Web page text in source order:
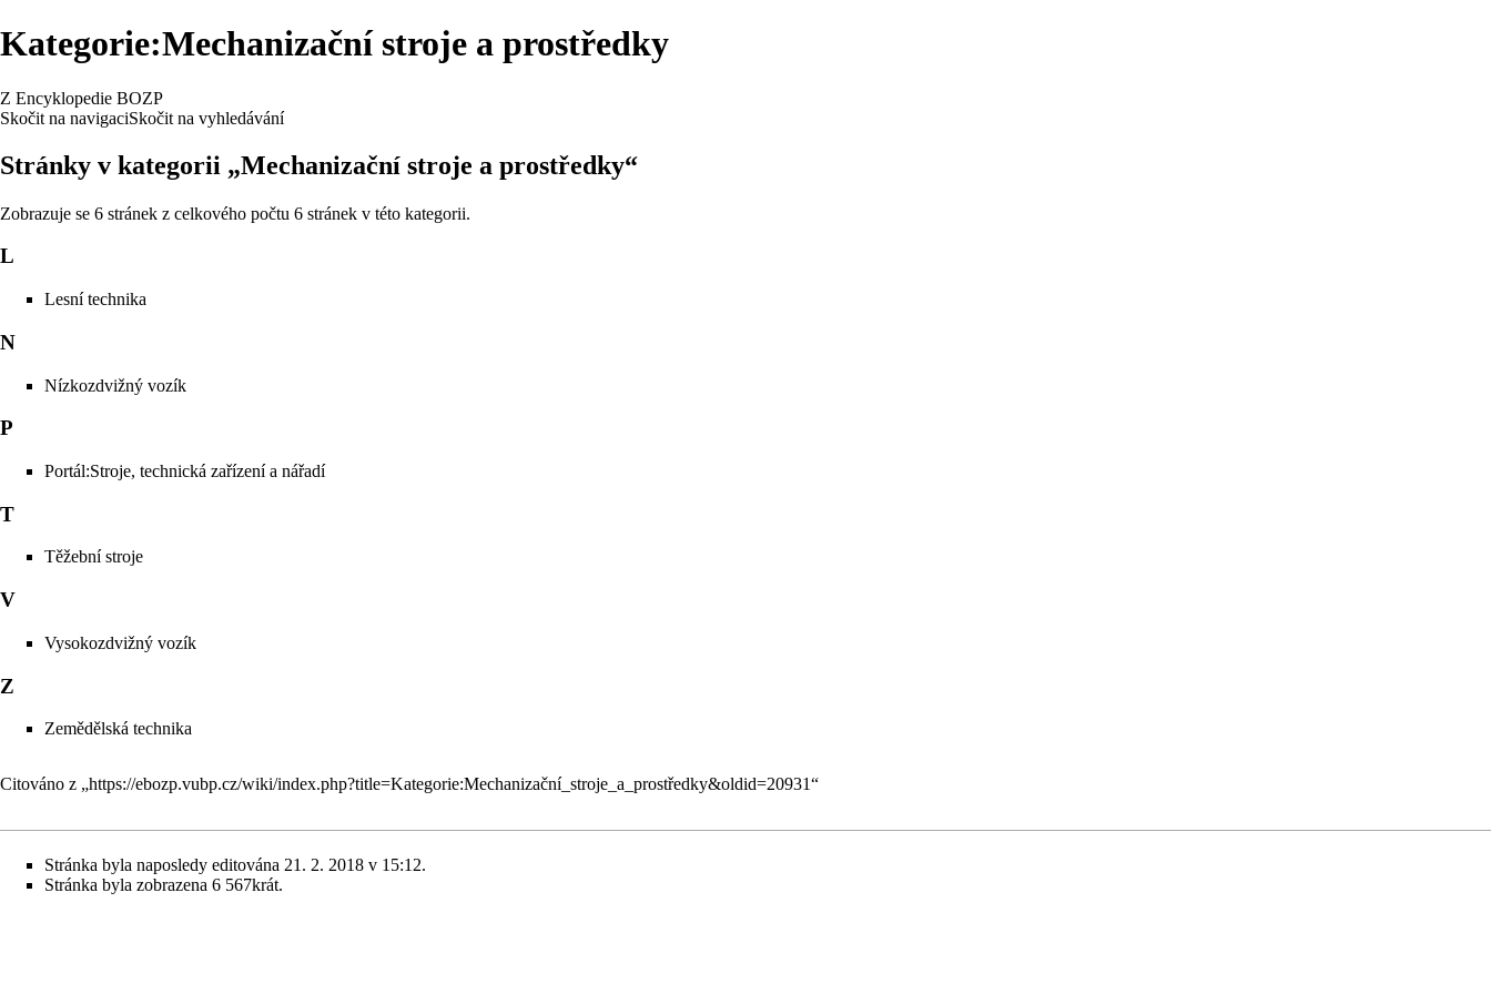
Kategorie:Mechanizační stroje a prostředky
Z Encyklopedie BOZP
Skočit na navigaciSkočit na vyhledávání
Stránky v kategorii „Mechanizační stroje a prostředky“
Zobrazuje se 6 stránek z celkového počtu 6 stránek v této kategorii.
L
Lesní technika
N
Nízkozdvižný vozík
P
Portál:Stroje, technická zařízení a nářadí
T
Těžební stroje
V
Vysokozdvižný vozík
Z
Zemědělská technika
Citováno z „https://ebozp.vubp.cz/wiki/index.php?title=Kategorie:Mechanizační_stroje_a_prostředky&oldid=20931“
Stránka byla naposledy editována 21. 2. 2018 v 15:12.
Stránka byla zobrazena 6 567krát.